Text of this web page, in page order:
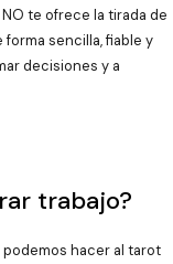
te ofrece la tirada de
sencilla, fiable y
decisiones y a
trabajo?
hacer al tarot